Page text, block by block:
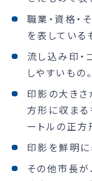
職業・資格・
を表している
流し込み印・
しやすいもの。
印影の大きさ
方形に収まる
ートルの正方
印影を鮮明に
その他市長が